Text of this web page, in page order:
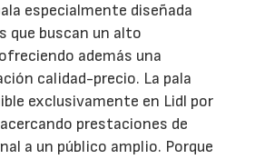
especialmente diseñada
que buscan un alto
además una
calidad-precio. La pala
exclusivamente en Lidl por
prestaciones de
a un público amplio. Porque